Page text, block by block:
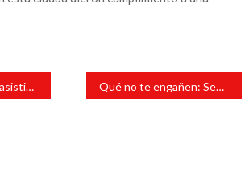
Afrojarocha” Qué no te engañen: Según Profeco, esto cuesta la gasolina y diésel